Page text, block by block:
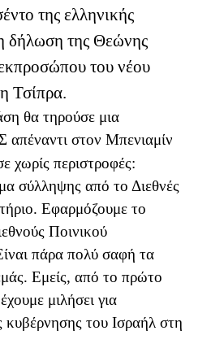
της ελληνικής
δήλωση της Θεώνης
του νέου
Τσίπρα.
θα τηρούσε μια
στον Μπενιαμίν
χωρίς περιστροφές:
σύλληψης από το Διεθνές
Εφαρμόζουμε το
Ποινικού
πάρα πολύ σαφή τα
Εμείς, από το πρώτο
μιλήσει για
κυβέρνησης του Ισραήλ στη